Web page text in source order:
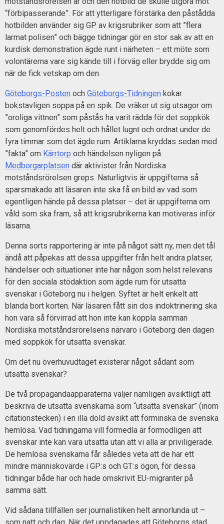
“förbipasserande”. För att ytterligare förstärka den påstådda
hotbilden använder sig GP av krigsrubriker som att ”flera
larmat polisen” och bägge tidningar gör en stor sak av att en
kurdisk demonstration ägde runt i närheten – ett möte som
volontärerna vare sig kände till i förväg eller brydde sig om
när de fick vetskap om den.
Göteborgs-Posten och Göteborgs-Tidningen kokar
bokstavligen soppa på en spik. De vräker ut sig utsagor om
”oroliga vittnen” som påstås ha varit rädda för det soppkök
som genomfördes helt och hållet lugnt och ordnat under de
fyra timmar som det ägde rum. Artiklarna kryddas sedan med
”fakta” om Kärrtorp och händelsen nyligen på
Medborgarplatsen där aktivister från Nordiska
motståndsrörelsen greps. Naturligtvis är uppgifterna så
sparsmakade att läsaren inte ska få en bild av vad som
egentligen hände på dessa platser – det är uppgifterna om
våld som ska fram, så att krigsrubrikerna kan motiveras inför
läsarna.
Denna sorts rapportering är inte på något sätt ny, men det tål
ändå att påpekas att dessa uppgifter från helt andra platser,
händelser och situationer inte har någon som helst relevans
för den sociala stödaktion som ägde rum för utsatta
svenskar i Göteborg nu i helgen. Syftet är helt enkelt att
blanda bort korten. När läsaren fått sin dos indoktrinering ska
hon vara så förvirrad att hon inte kan koppla samman
Nordiska motståndsrörelsens närvaro i Göteborg den dagen
med soppkök för utsatta svenskar.
Om det nu överhuvudtaget existerar något sådant som
utsatta svenskar?
De två propagandaapparaterna väljer nämligen avsiktligt att
beskriva de utsatta svenskarna som “utsatta svenskar” (inom
citationstecken) i en illa dold avsikt att förminska de svenska
hemlösa. Vad tidningarna vill förmedla är förmodligen att
svenskar inte kan vara utsatta utan att vi alla är priviligerade.
De hemlösa svenskarna får således veta att de har ett
mindre människovärde i GP:s och GT:s ögon, för dessa
tidningar både har och hade omskrivit EU-migranter på
samma sätt.
Vid sådana tillfällen ser journalistiken helt annorlunda ut –